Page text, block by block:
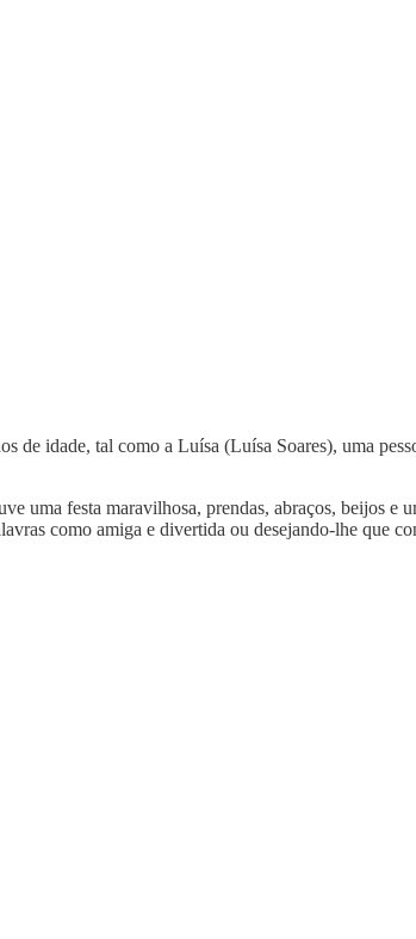
de idade, tal como a Luísa (Luísa Soares), uma
uma festa maravilhosa, prendas, abraços, beijos e
como amiga e divertida ou desejando-lhe que